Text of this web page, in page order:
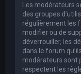
Les modérateurs
des groupes
régulièrement les
modifier ou de
déverrouiller, les
dans le forum
modérateurs sont
respectent les